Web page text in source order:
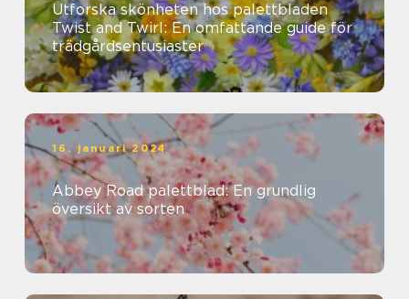
Utforska skönheten hos palettbladen
Twist and Twirl: En omfattande guide för
trädgårdsentusiaster
16. januari 2024
Abbey Road palettblad: En grundlig
översikt av sorten